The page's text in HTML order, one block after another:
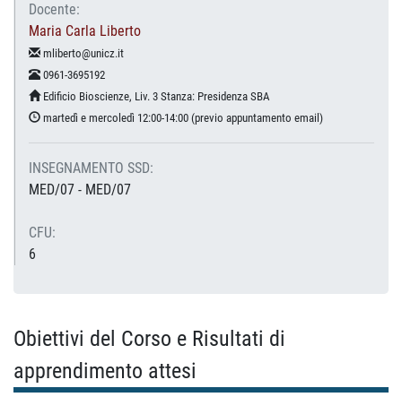
Docente:
Maria Carla Liberto
mliberto@unicz.it
0961-3695192
Edificio Bioscienze, Liv. 3 Stanza: Presidenza SBA
martedì e mercoledì 12:00-14:00 (previo appuntamento email)
INSEGNAMENTO SSD:
MED/07 - MED/07
CFU:
6
Obiettivi del Corso e Risultati di
apprendimento attesi